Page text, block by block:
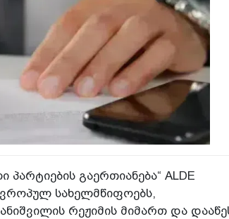
გაერთიანება“ ALDE
სახელმწიფოებს,
რეჟიმის მიმართ და